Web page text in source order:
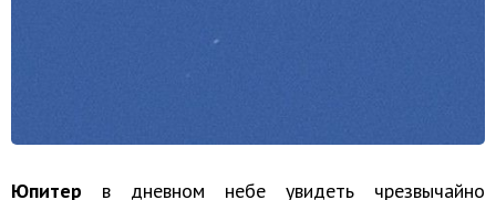
Юпитер в дневном небе увидеть чрезвычайно